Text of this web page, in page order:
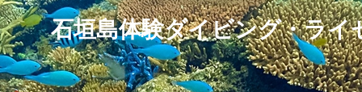
石垣島体験ダイビング・ライ